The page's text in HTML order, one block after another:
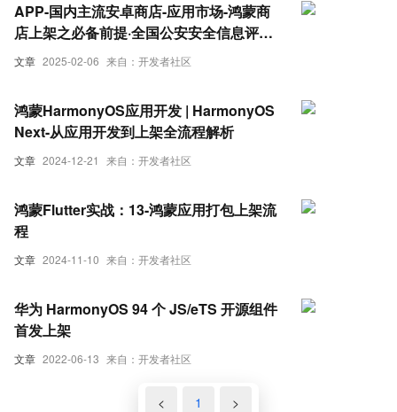
文章 2025-02-06 来自：开发者社区
APP-国内主流安卓商店-应用市场-鸿蒙商
店上架之必备前提·全国公安安全信息评估
报告如何申请-需要安全评估报告的资料是
文章 2024-12-21 来自：开发者社区
鸿蒙HarmonyOS应用开发 | HarmonyOS
Next-从应用开发到上架全流程解析
文章 2024-11-10 来自：开发者社区
鸿蒙Flutter实战：13-鸿蒙应用打包上架流
程
文章 2022-06-13 来自：开发者社区
华为 HarmonyOS 94 个 JS/eTS 开源组件
首发上架
< 1 >